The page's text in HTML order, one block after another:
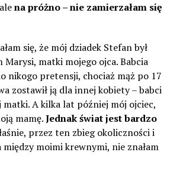
na próżno – nie zamierzałam się
się, że mój dziadek Stefan był
Marysi, matki mojego ojca. Babcia
nikogo pretensji, chociaż mąż po 17
zostawił ją dla innej kobiety – babci
A kilka lat później mój ojciec,
mamę.Jednak świat jest bardzo
przez ten zbieg okoliczności i
moimi krewnymi, nie znałam